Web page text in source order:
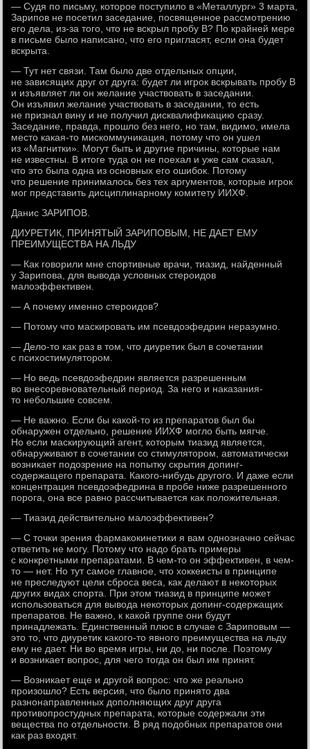
— Судя по письму, которое поступило в «Металлург» 3 марта,
Зарипов не посетил заседание, посвященное рассмотрению
его дела, из-за того, что не вскрыл пробу B? По крайней мере
в письме было написано, что его пригласят, если она будет
вскрыта.
— Тут нет связи. Там было две отдельных опции,
не зависящих друг от друга: будет ли игрок вскрывать пробу B
и изъявляет ли он желание участвовать в заседании.
Он изъявил желание участвовать в заседании, то есть
не признал вину и не получил дисквалификацию сразу.
Заседание, правда, прошло без него, но там, видимо, имела
место какая-то мискоммуникация, потому что он ушел
из «Магнитки». Могут быть и другие причины, которые нам
не известны. В итоге туда он не поехал и уже сам сказал,
что это была одна из основных его ошибок. Потому
что решение принималось без тех аргументов, которые игрок
мог представить дисциплинарному комитету ИИХФ.
Данис ЗАРИПОВ.
ДИУРЕТИК, ПРИНЯТЫЙ ЗАРИПОВЫМ, НЕ ДАЕТ ЕМУ
ПРЕИМУЩЕСТВА НА ЛЬДУ
— Как говорили мне спортивные врачи, тиазид, найденный
у Зарипова, для вывода условных стероидов
малоэффективен.
— А почему именно стероидов?
— Потому что маскировать им псевдоэфедрин неразумно.
— Дело-то как раз в том, что диуретик был в сочетании
с психостимулятором.
— Но ведь псевдоэфедрин является разрешенным
во внесоревновательный период. За него и наказания-
то небольшие совсем.
— Не важно. Если бы какой-то из препаратов был бы
обнаружен отдельно, решение ИИХФ могло быть мягче.
Но если маскирующий агент, которым тиазид является,
обнаруживают в сочетании со стимулятором, автоматически
возникает подозрение на попытку скрытия допинг-
содержащего препарата. Какого-нибудь другого. И даже если
концентрация псевдоэфедрина в пробе ниже разрешенного
порога, она все равно рассчитывается как положительная.
— Тиазид действительно малоэффективен?
— С точки зрения фармакокинетики я вам однозначно сейчас
ответить не могу. Потому что надо брать примеры
с конкретными препаратами. В чем-то он эффективен, в чем-
то — нет. Но тут самое главное, что хоккеисты в принципе
не преследуют цели сброса веса, как делают в некоторых
других видах спорта. При этом тиазид в принципе может
использоваться для вывода некоторых допинг-содержащих
препаратов. Не важно, к какой группе они будут
принадлежать. Единственный плюс в случае с Зариповым —
это то, что диуретик какого-то явного преимущества на льду
ему не дает. Ни во время игры, ни до, ни после. Поэтому
и возникает вопрос, для чего тогда он был им принят.
— Возникает еще и другой вопрос: что же реально
произошло? Есть версия, что было принято два
разнонаправленных дополняющих друг друга
противопростудных препарата, которые содержали эти
вещества по отдельности. В ряд подобных препаратов они
как раз входят.